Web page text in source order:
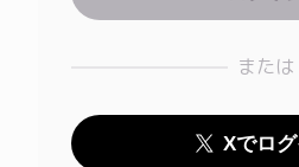
または
Xでロ